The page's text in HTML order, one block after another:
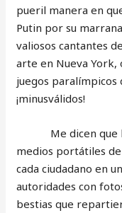
pueril manera en
Putin por su
valiosos cantantes
arte en Nueva York,
juegos paralímpicos
¡minusválidos!
Me dicen que la
medios portátiles
cada ciudadano en
autoridades con
bestias que